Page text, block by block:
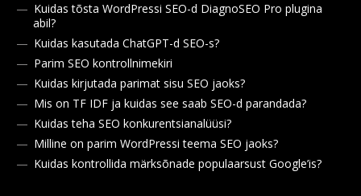
Kuidas tõsta WordPressi SEO-d DiagnoSEO Pro plugina
abil?
Kuidas kasutada ChatGPT-d SEO-s?
Parim SEO kontrollnimekiri
Kuidas kirjutada parimat sisu SEO jaoks?
Mis on TF IDF ja kuidas see saab SEO-d parandada?
Kuidas teha SEO konkurentsianalüüsi?
Milline on parim WordPressi teema SEO jaoks?
Kuidas kontrollida märksõnade populaarsust Google’is?